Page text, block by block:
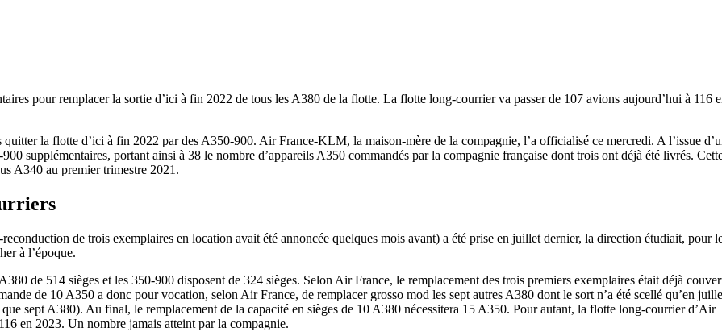
pour remplacer la sortie d’ici à fin 2022 de tous les A380 de la flotte. La flotte long-courrier va passer de 107 avions aujourd’hui à 116
la flotte d’ici à fin 2022 par des A350-900. Air France-KLM, la maison-mère de la compagnie, l’a officialisé ce mercredi. A l’issue
supplémentaires, portant ainsi à 38 le nombre d’appareils A350 commandés par la compagnie française dont trois ont déjà été livrés.
A340 au premier trimestre 2021.
de trois exemplaires en location avait été annoncée quelques mois avant) a été prise en juillet dernier, la direction étudiait, pour
à l’époque.
de 514 sièges et les 350-900 disposent de 324 sièges. Selon Air France, le remplacement des trois premiers exemplaires était déjà
de 10 A350 a donc pour vocation, selon Air France, de remplacer grosso mod les sept autres A380 dont le sort n’a été scellé qu’en
sept A380). Au final, le remplacement de la capacité en sièges de 10 A380 nécessitera 15 A350. Pour autant, la flotte long-courrier d’Air
en 2023. Un nombre jamais atteint par la compagnie.